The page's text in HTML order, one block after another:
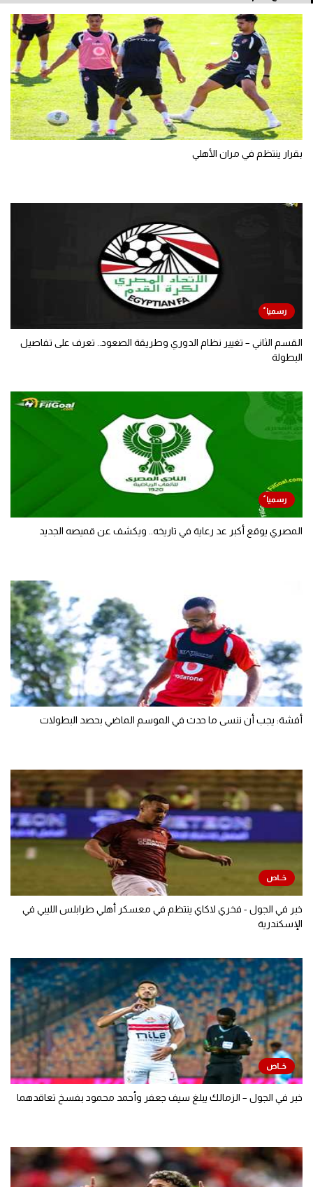
بقرار ينتظم في مران الأهلي
القسم الثاني – تغيير نظام الدوري وطريقة الصعود.. تعرف على تفاصيل
البطولة
المصري يوقع أكبر عد رعاية في تاريخه.. ويكشف عن قميصه الجديد
أفشة: يجب أن ننسى ما حدث في الموسم الماضي بحصد البطولات
خبر في الجول - فخري لاكاي ينتظم في معسكر أهلي طرابلس الليبي في
الإسكندرية
خبر في الجول – الزمالك يبلغ سيف جعفر وأحمد محمود بفسخ تعاقدهما